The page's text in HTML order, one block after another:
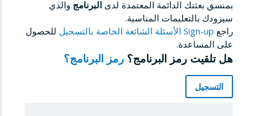
بمنسق بعثتك الدائمة المعتمدة لدى البرنامج والذي
سيزودك بالتعليمات المناسبة.
راجع Sign-up الأسئلة الشائعة الخاصة بالتسجيل
للحصول
على المساعدة.
هل تلقيت رمز البرنامج؟ رمز البرنامج؟
التسجيل